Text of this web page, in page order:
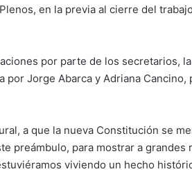
en la previa al cierre del
por parte de los secretarios,
por Jorge Abarca y Adriana
a que la nueva Constitución se
preámbulo, para mostrar a grandes
viviendo un hecho